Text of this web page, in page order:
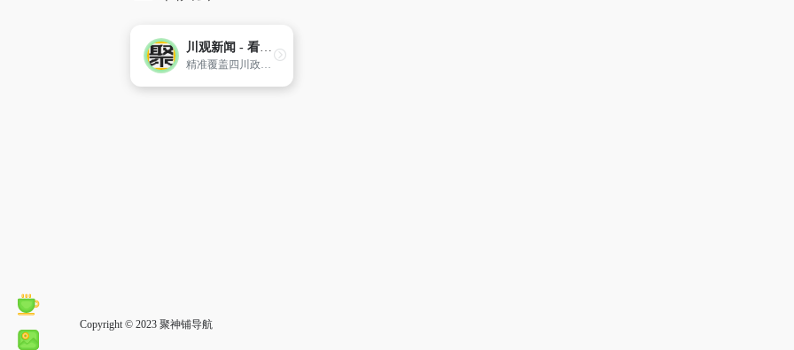
川观新闻 - 看四川，观天下
精准覆盖四川政商学界中高端人群，迅速成长为四川党政客户端和有影响力的区域外宣新平台。
Copyright © 2023 聚神铺导航